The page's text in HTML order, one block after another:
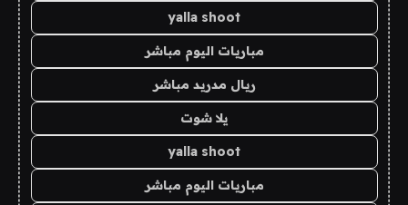
yalla shoot
مباريات اليوم مباشر
ريال مدريد مباشر
يلا شوت
yalla shoot
مباريات اليوم مباشر